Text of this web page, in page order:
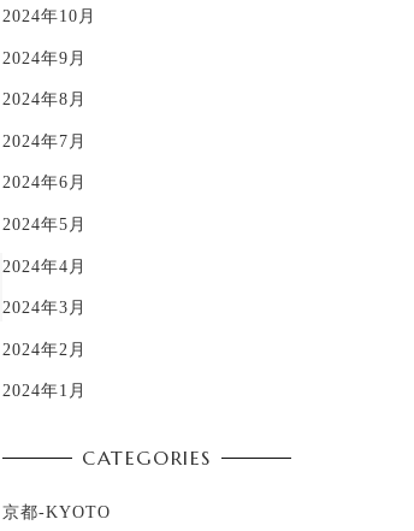
2024年10月
2024年9月
2024年8月
2024年7月
2024年6月
2024年5月
2024年4月
2024年3月
2024年2月
2024年1月
CATEGORIES
京都-KYOTO